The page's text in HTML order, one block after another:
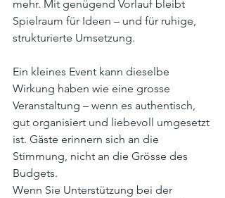
mehr. Mit genügend Vorlauf bleibt
Spielraum für Ideen – und für ruhige,
strukturierte Umsetzung.
Ein kleines Event kann dieselbe
Wirkung haben wie eine grosse
Veranstaltung – wenn es authentisch,
gut organisiert und liebevoll umgesetzt
ist. Gäste erinnern sich an die
Stimmung, nicht an die Grösse des
Budgets.
Wenn Sie Unterstützung bei der